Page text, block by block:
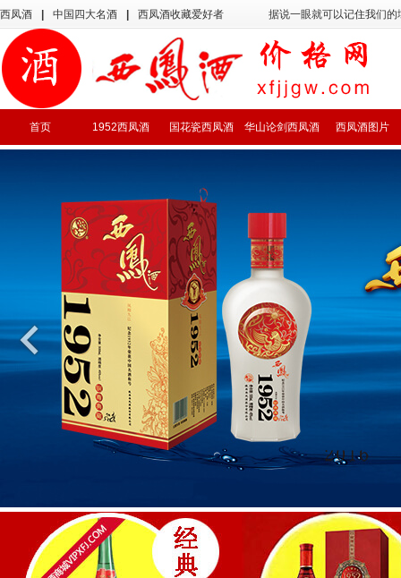
西凤酒 中国四大名酒 西凤酒收藏爱好者 据说一眼就可以记住我们
首页 1952西凤酒 国花瓷西凤酒 华山论剑西凤酒 西凤酒图片